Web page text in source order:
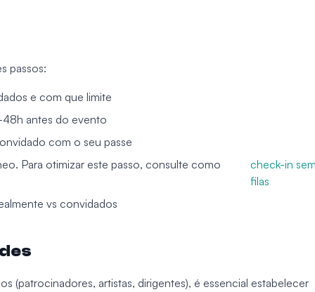
passos:
e com que limite
48h antes do evento
com o seu passe
Para otimizar este passo, consulte como
check-in
filas
vs convidados
(patrocinadores, artistas, dirigentes), é essencial estabelecer